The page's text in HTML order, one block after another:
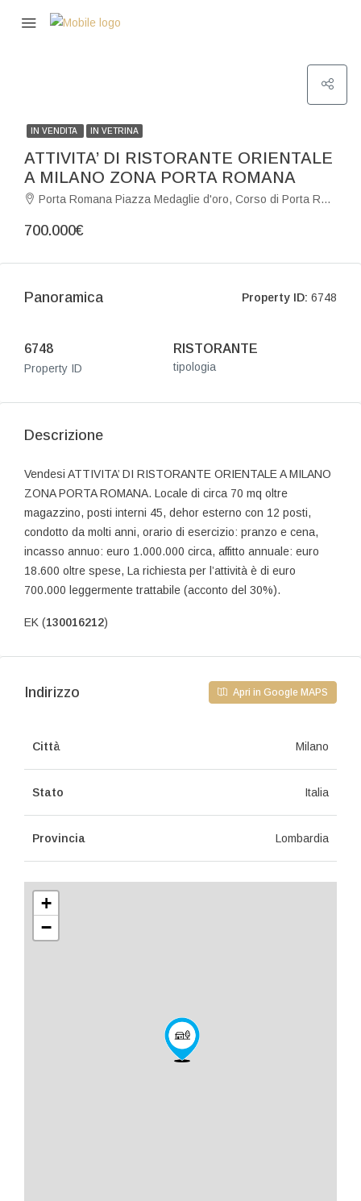
IN VENDITA IN VETRINA
ATTIVITA’ DI RISTORANTE ORIENTALE
A MILANO ZONA PORTA ROMANA
Porta Romana Piazza Medaglie d'oro, Corso di Porta Romana, Porta Romana, Guastalla, Municipio 1, Milano, Rodano, Milano, Lombardia, 20135, Italia
700.000€
Panoramica Property ID: 6748
6748
Property ID
RISTORANTE
tipologia
Descrizione
Vendesi ATTIVITA’ DI RISTORANTE ORIENTALE A MILANO
ZONA PORTA ROMANA. Locale di circa 70 mq oltre
magazzino, posti interni 45, dehor esterno con 12 posti,
condotto da molti anni, orario di esercizio: pranzo e cena,
incasso annuo: euro 1.000.000 circa, affitto annuale: euro
18.600 oltre spese, La richiesta per l’attività è di euro
700.000 leggermente trattabile (acconto del 30%).
EK (130016212)
Indirizzo Apri in Google MAPS
Città Milano
Stato Italia
Provincia Lombardia
+
−